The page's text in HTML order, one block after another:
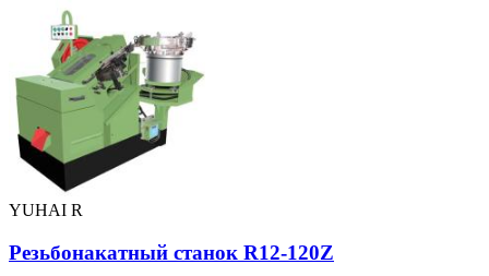
YUHAI R
Резьбонакатный станок R12-120Z